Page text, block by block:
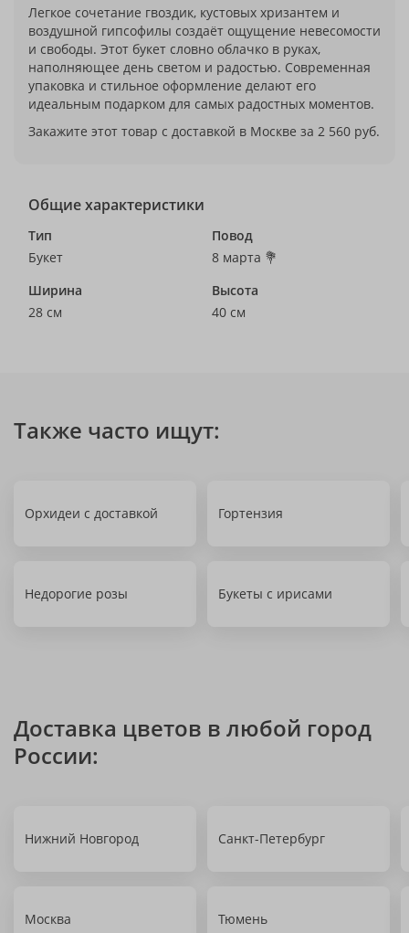
Легкое сочетание гвоздик, кустовых хризантем и
воздушной гипсофилы создаёт ощущение невесомости
и свободы. Этот букет словно облачко в руках,
наполняющее день светом и радостью. Современная
упаковка и стильное оформление делают его
идеальным подарком для самых радостных моментов.
Закажите этот товар с доставкой в Москве за 2 560 руб.
Общие характеристики
Тип
Букет
Повод
8 марта 💐
Ширина
28 см
Высота
40 см
Также часто ищут:
Орхидеи с доставкой Гортензия
Недорогие розы Букеты с ирисами
Доставка цветов в любой город
России:
Нижний Новгород Санкт-Петербург
Москва Тюмень